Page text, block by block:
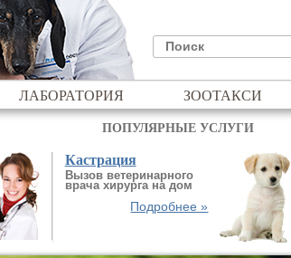
ЛАБОРАТОРИЯ ЗООТАКСИ
ПОПУЛЯРНЫЕ УСЛУГИ
Кастрация
Вызов ветеринарного
врача хирурга на дом
Подробнее »